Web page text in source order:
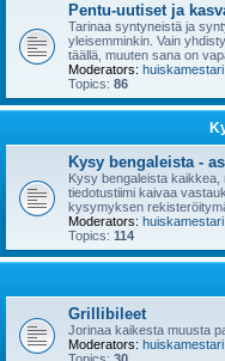
Pentu-uutiset ja
Tarinaa syntyneistä ja
yleisemminkin. Vain
täällä, muuten sana on
Moderators: huiskamestari
Topics: 86
Kysy bengaleista -
Kysy bengaleista kaikkea,
tiedotustiimi kaivaa
kysymyksen
Moderators: huiskamestari
Topics: 114
Grillibileet
Jorinaa kaikesta muusta
Moderators: huiskamestari